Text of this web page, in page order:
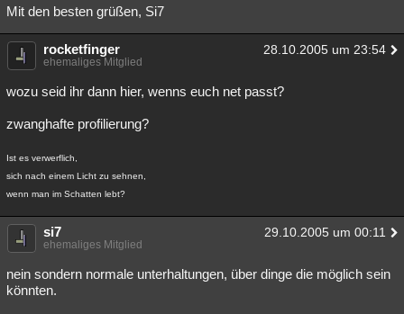
Mit den besten grüßen, Si7
rocketfinger 28.10.2005 um 23:54
ehemaliges Mitglied
wozu seid ihr dann hier, wenns euch net passt?
zwanghafte profilierung?
Ist es verwerflich,
sich nach einem Licht zu sehnen,
wenn man im Schatten lebt?
si7 29.10.2005 um 00:11
ehemaliges Mitglied
nein sondern normale unterhaltungen, über dinge die möglich sein
könnten.